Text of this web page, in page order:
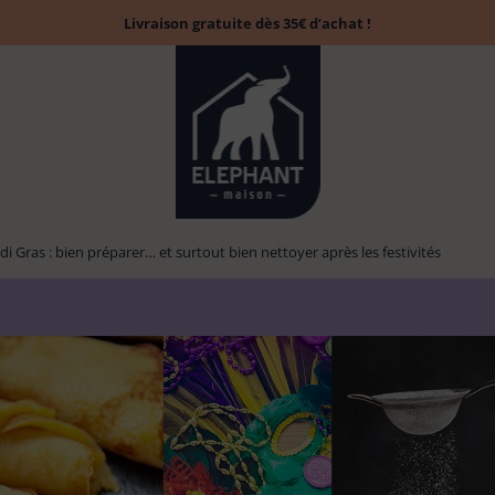
Balai 13
Brosse à laver 13
Chiffon poussière 6
Accessoires
parfumés
1
Tapis évier &
protection
6
Gras : bien préparer… et surtout bien nettoyer après les festivités
Livraison gratuite dès 35€ d’achat !